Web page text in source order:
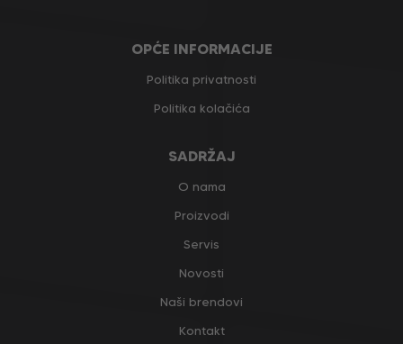
OPĆE INFORMACIJE
Politika privatnosti
Politika kolačića
SADRŽAJ
O nama
Proizvodi
Servis
Novosti
Naši brendovi
Kontakt